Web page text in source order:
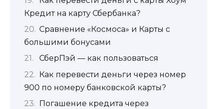
Кредит на карту Сбербанка?
Сравнение «Космоса» и Карты с
большими бонусами
СберПэй — как пользоваться
Как перевести деньги через номер
900 по номеру банковской карты?
Погашение кредита через